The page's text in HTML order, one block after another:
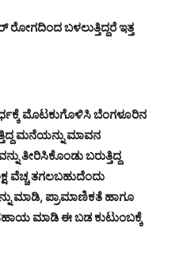
ರೋಗದಿಂದ ಬಳಲುತ್ತಿದ್ದರೆ ಇತ್ತ
ಮೊಟಕುಗೊಳಿಸಿ ಬೆಂಗಳೂರಿನ
ಮನೆಯನ್ನು ಮಾವನ
ಬರುತ್ತಿದ್ದ
ವೆಚ್ಚ ತಗಲಬಹುದೆಂದು
ಮಾಡಿ, ಪ್ರಾಮಾಣಿಕತೆ ಹಾಗೂ
ಮಾಡಿ ಈ ಬಡ ಕುಟುಂಬಕ್ಕೆ